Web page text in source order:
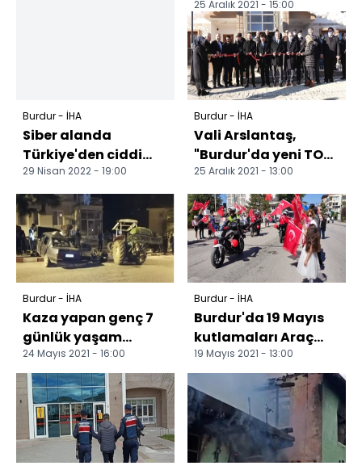
Burdur - İHA
Siber alanda
Türkiye'den ciddi
büyüme: 20 binden
88 milyona ulaştı
Zamandan...
29 Nisan 2022 - 19:00
merkezi sezonu açtı
25 Aralık 2021 - 15:00
Burdur - İHA
Vali Arslantaş,
"Burdur'da yeni TOKİ
talepleri alınmaya
başladı" Hayırsever...
25 Aralık 2021 - 13:00
Burdur - İHA
Kaza yapan genç 7
günlük yaşam
savaşını kaybetti
Organları
bağışlanacakken...
24 Mayıs 2021 - 16:00
Burdur - İHA
Burdur'da 19 Mayıs
kutlamaları Araç
konvoyuna
vatandaş büyük ilgi
gösterdi
19 Mayıs 2021 - 13:00